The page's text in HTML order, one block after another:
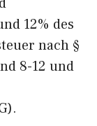
12% des
nach §
8-12 und